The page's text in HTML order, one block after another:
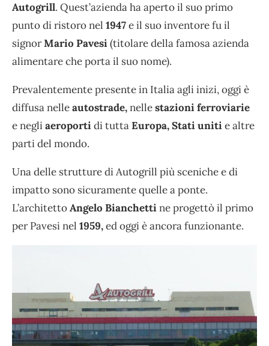
Autogrill. Quest’azienda ha aperto il suo primo
punto di ristoro nel 1947e il suo inventore fu il
signorMario Pavesi(titolare della famosa azienda
alimentare che porta il suo nome).
Prevalentemente presente in Italia agli inizi, oggi è
diffusa nelleautostrade,nellestazioni ferroviarie
e negliaeroportidi tuttaEuropa, Stati unitie altre
parti del mondo.
Una delle strutture di Autogrill più sceniche e di
impatto sono sicuramente quelle a ponte.
L’architettoAngelo Bianchettine progettò il primo
per Pavesi nel 1959,ed oggi è ancora funzionante.